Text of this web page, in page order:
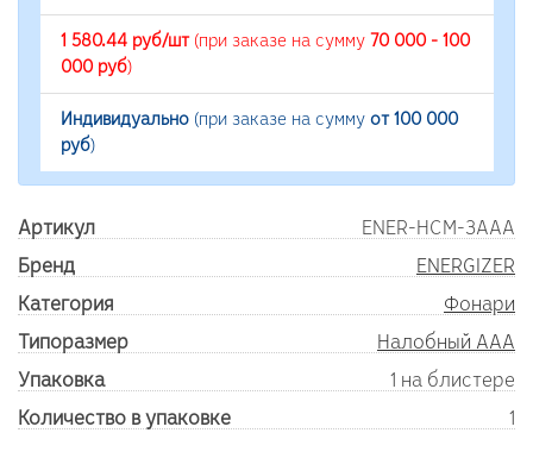
1 580.44 руб/шт(при заказе на сумму 70 000 - 100
000 руб)
Индивидуально (при заказе на сумму от 100 000
руб)
Артикул
ENER-HCM-3AAA
Бренд
ENERGIZER
Категория
Фонари
Типоразмер
Налобный ААA
Упаковка
1 на блистере
Количество в упаковке
1